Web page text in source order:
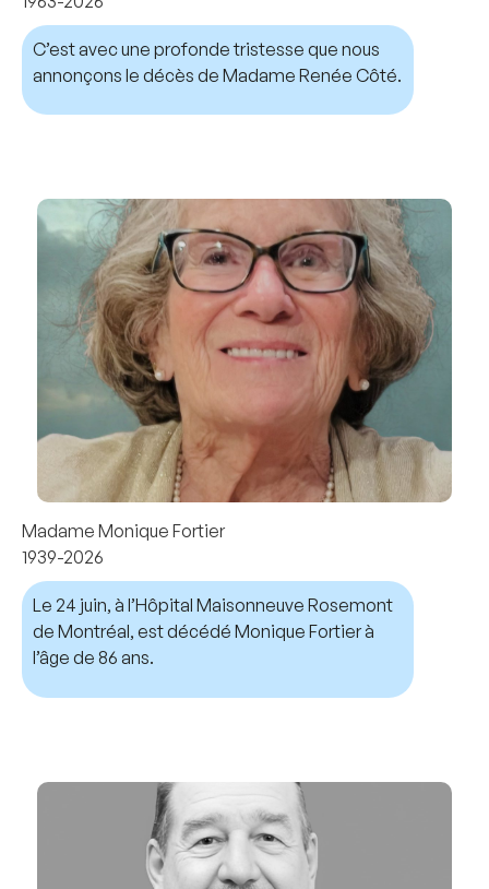
C’est avec une profonde tristesse que nous
annonçons le décès de Madame Renée Côté.
Madame Monique Fortier
1939-2026
Le 24 juin, à l’Hôpital Maisonneuve Rosemont
de Montréal, est décédé Monique Fortier à
l’âge de 86 ans.